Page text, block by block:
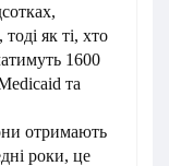
як ті, хто
1600
та
отримають
роки, це